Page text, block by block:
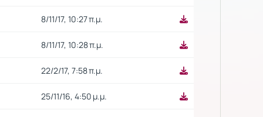
8/11/17, 10:27 π.μ.
8/11/17, 10:28 π.μ.
22/2/17, 7:58 π.μ.
25/11/16, 4:50 μ.μ.